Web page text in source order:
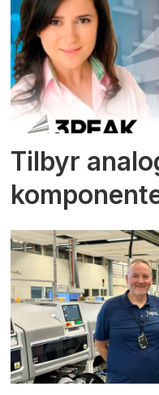
Tilbyr